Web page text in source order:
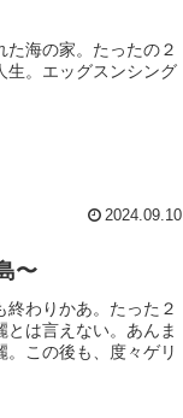
海の家。たったの２
生。エッグスンシング
2024.09.10
〜
わりかあ。たった２
は言えない。あんま
。この後も、度々ゲリ